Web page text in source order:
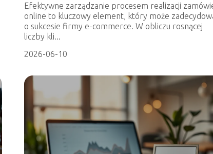
Efektywne zarządzanie procesem realizacji
online to kluczowy element, który może
o sukcesie firmy e-commerce. W obliczu rosnącej
liczby kli...
2026-06-10